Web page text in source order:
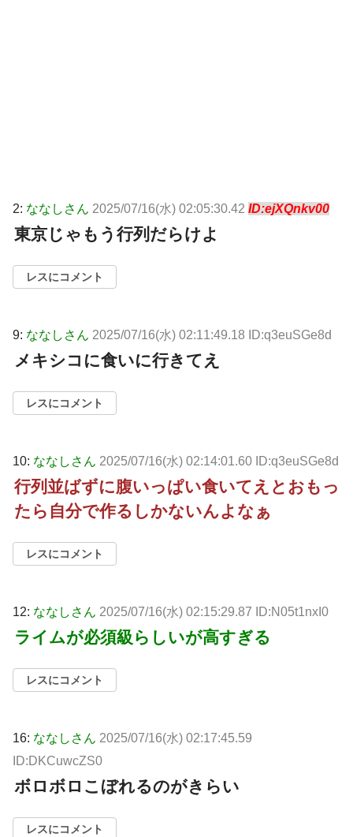
2: ななしさん 2025/07/16(水) 02:05:30.42 ID:ejXQnkv00
東京じゃもう行列だらけよ
レスにコメント
9: ななしさん 2025/07/16(水) 02:11:49.18 ID:q3euSGe8d
メキシコに食いに行きてえ
レスにコメント
10: ななしさん 2025/07/16(水) 02:14:01.60 ID:q3euSGe8d
行列並ばずに腹いっぱい食いてえとおもっ
たら自分で作るしかないんよなぁ
レスにコメント
12: ななしさん 2025/07/16(水) 02:15:29.87 ID:N05t1nxI0
ライムが必須級らしいが高すぎる
レスにコメント
16: ななしさん 2025/07/16(水) 02:17:45.59
ID:DKCuwcZS0
ボロボロこぼれるのがきらい
レスにコメント